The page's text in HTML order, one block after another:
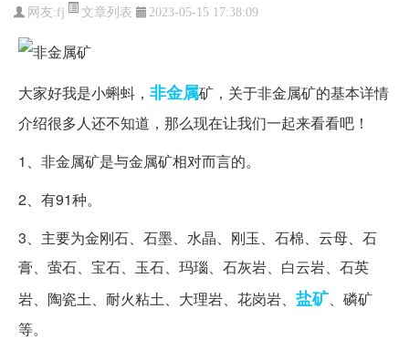
网友:fj 文章列表 2023-05-15 17:38:09
大家好我是小蝌蚪， 非金属矿，关于非金属矿的基本详情
介绍很多人还不知道，那么现在让我们一起来看看吧！
1、非金属矿是与金属矿相对而言的。
2、有91种。
3、主要为金刚石、石墨、水晶、刚玉、石棉、云母、石
膏、萤石、宝石、玉石、玛瑙、石灰岩、白云岩、石英
岩、陶瓷土、耐火粘土、大理岩、花岗岩、 盐矿、磷矿
等。